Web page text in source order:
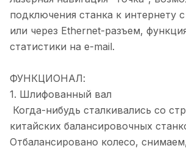
подключения станка к интернету
или через Ethernet-разъем,
статистики на e-mail.
ФУНКЦИОНАЛ:
1. Шлифованный вал
Когда-нибудь сталкивались со
китайских балансировочных
Отбалансировано колесо,